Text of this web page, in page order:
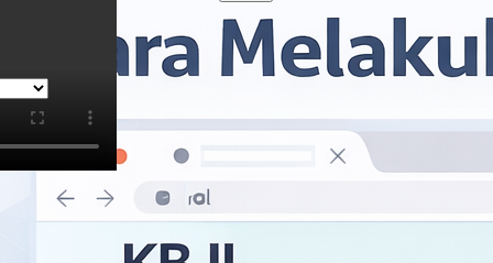
Bahasa Provinsi Daerah Istimewa Yogyakarta
hasil kata "halal".